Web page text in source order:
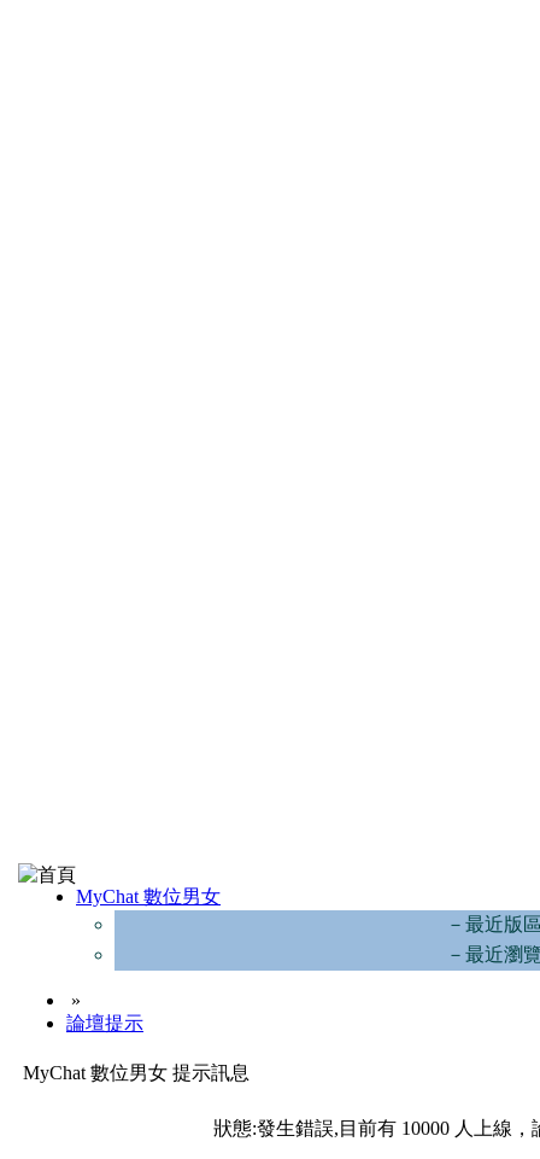
MyChat 數位男女
－最近版
－最近瀏
»
論壇提示
MyChat 數位男女 提示訊息
狀態:發生錯誤,目前有 10000 人上線